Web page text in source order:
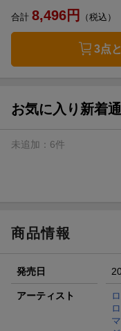
合計 8,496円 （税込）
3点
お気に入り新着
未追加： 6件
商品情報
発売日
アーティスト